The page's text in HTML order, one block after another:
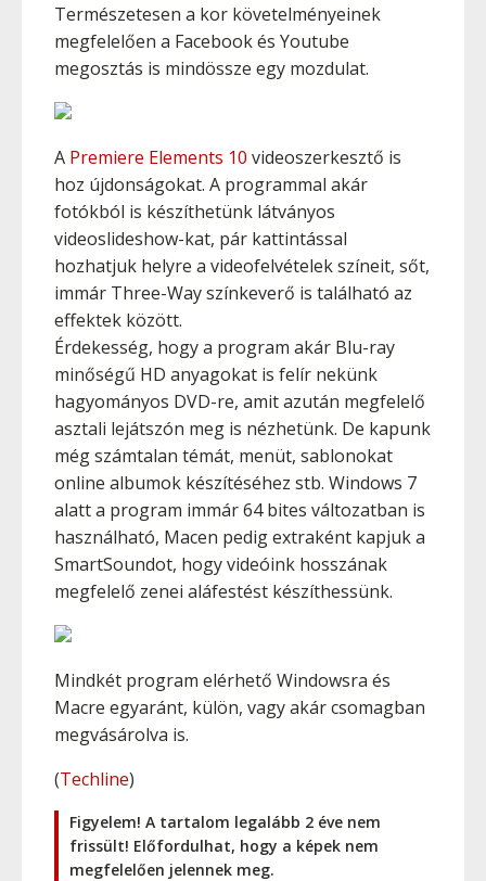
Természetesen a kor követelményeinek
megfelelően a Facebook és Youtube
megosztás is mindössze egy mozdulat.
A Premiere Elements 10 videoszerkesztő is
hoz újdonságokat. A programmal akár
fotókból is készíthetünk látványos
videoslideshow-kat, pár kattintással
hozhatjuk helyre a videofelvételek színeit, sőt,
immár Three-Way színkeverő is található az
effektek között.
Érdekesség, hogy a program akár Blu-ray
minőségű HD anyagokat is felír nekünk
hagyományos DVD-re, amit azután megfelelő
asztali lejátszón meg is nézhetünk. De kapunk
még számtalan témát, menüt, sablonokat
online albumok készítéséhez stb. Windows 7
alatt a program immár 64 bites változatban is
használható, Macen pedig extraként kapjuk a
SmartSoundot, hogy videóink hosszának
megfelelő zenei aláfestést készíthessünk.
Mindkét program elérhető Windowsra és
Macre egyaránt, külön, vagy akár csomagban
megvásárolva is.
(Techline)
Figyelem! A tartalom legalább 2 éve nem
frissült! Előfordulhat, hogy a képek nem
megfelelően jelennek meg.